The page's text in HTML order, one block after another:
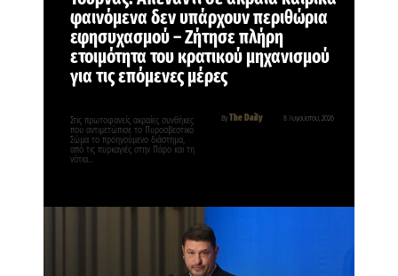
φαινόμενα δεν υπάρχουν περιθώρια
εφησυχασμού – Ζήτησε πλήρη
ετοιμότητα του κρατικού μηχανισμού
για τις επόμενες μέρες
By The Daily 8 Αυγούστου, 2026
Στις πρωτοφανείς ακραίες συνθήκες
που αντιμετώπισε το Πυροσβεστικό
Σώμα το προηγούμενο διάστημα,
από τις πυρκαγιές στην Πάρο και τη
νότια…